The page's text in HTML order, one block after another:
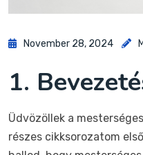
November 28, 2024
1.
Üdvözöllek a
részes cikksorozatom